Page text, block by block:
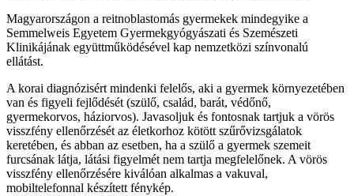
Magyarországon a reitnoblastomás gyermekek mindegyike a
Semmelweis Egyetem Gyermekgyógyászati és Szemészeti
Klinikájának együttműködésével kap nemzetközi színvonalú
ellátást.
A korai diagnózisért mindenki felelős, aki a gyermek környezetében
van és figyeli fejlődését (szülő, család, barát, védőnő,
gyermekorvos, háziorvos). Javasoljuk és fontosnak tartjuk a vörös
visszfény ellenőrzését az életkorhoz kötött szűrővizsgálatok
keretében, és abban az esetben, ha a szülő a gyermek szemeit
furcsának látja, látási figyelmét nem tartja megfelelőnek. A vörös
visszfény ellenőrzésére kiválóan alkalmas a vakuval,
mobiltelefonnal készített fénykép.